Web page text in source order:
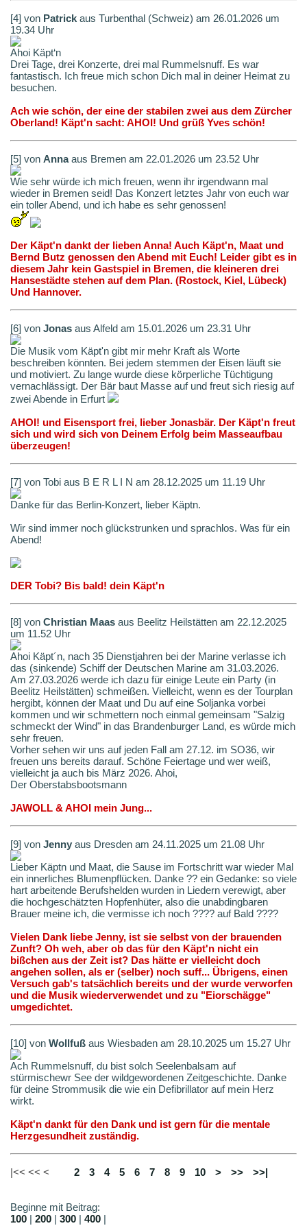
[4] von Patrick aus Turbenthal (Schweiz) am 26.01.2026 um
19.34 Uhr
Ahoi Käpt‘n
Drei Tage, drei Konzerte, drei mal Rummelsnuff. Es war
fantastisch. Ich freue mich schon Dich mal in deiner Heimat zu
besuchen.
Ach wie schön, der eine der stabilen zwei aus dem Zürcher
Oberland! Käpt'n sacht: AHOI! Und grüß Yves schön!
[5] von Annaaus Bremen am 22.01.2026 um 23.52 Uhr
Wie sehr würde ich mich freuen, wenn ihr irgendwann mal
wieder in Bremen seid! Das Konzert letztes Jahr von euch war
ein toller Abend, und ich habe es sehr genossen!
Der Käpt'n dankt der lieben Anna! Auch Käpt'n, Maat und
Bernd Butz genossen den Abend mit Euch! Leider gibt es in
diesem Jahr kein Gastspiel in Bremen, die kleineren drei
Hansestädte stehen auf dem Plan. (Rostock, Kiel, Lübeck)
Und Hannover.
[6] von Jonas aus Alfeld am 15.01.2026 um 23.31 Uhr
Die Musik vom Käpt'n gibt mir mehr Kraft als Worte
beschreiben könnten. Bei jedem stemmen der Eisen läuft sie
und motiviert. Zu lange wurde diese körperliche Tüchtigung
vernachlässigt. Der Bär baut Masse auf und freut sich riesig auf
zwei Abende in Erfurt
AHOI! und Eisensport frei, lieber Jonasbär. Der Käpt'n freut
sich und wird sich von Deinem Erfolg beim Masseaufbau
überzeugen!
[7] von Tobi aus B E R L I N am 28.12.2025 um 11.19 Uhr
Danke für das Berlin-Konzert, lieber Käptn.
Wir sind immer noch glückstrunken und sprachlos. Was für ein
Abend!
DER Tobi? Bis bald! dein Käpt'n
[8] von Christian Maas aus Beelitz Heilstätten am 22.12.2025
um 11.52 Uhr
Ahoi Käpt´n, nach 35 Dienstjahren bei der Marine verlasse ich
das (sinkende) Schiff der Deutschen Marine am 31.03.2026.
Am 27.03.2026 werde ich dazu für einige Leute ein Party (in
Beelitz Heilstätten) schmeißen. Vielleicht, wenn es der Tourplan
hergibt, können der Maat und Du auf eine Soljanka vorbei
kommen und wir schmettern noch einmal gemeinsam "Salzig
schmeckt der Wind" in das Brandenburger Land, es würde mich
sehr freuen.
Vorher sehen wir uns auf jeden Fall am 27.12. im SO36, wir
freuen uns bereits darauf. Schöne Feiertage und wer weiß,
vielleicht ja auch bis März 2026. Ahoi,
Der Oberstabsbootsmann
JAWOLL & AHOI mein Jung...
[9] von Jenny aus Dresden am 24.11.2025 um 21.08 Uhr
Lieber Käptn und Maat, die Sause im Fortschritt war wieder Mal
ein innerliches Blumenpflücken. Danke ?? ein Gedanke: so viele
hart arbeitende Berufshelden wurden in Liedern verewigt, aber
die hochgeschätzten Hopfenhüter, also die unabdingbaren
Brauer meine ich, die vermisse ich noch ???? auf Bald ????
Vielen Dank liebe Jenny, ist sie selbst von der brauenden
Zunft? Oh weh, aber ob das für den Käpt'n nicht ein
bißchen aus der Zeit ist? Das hätte er vielleicht doch
angehen sollen, als er (selber) noch suff... Übrigens, einen
Versuch gab's tatsächlich bereits und der wurde verworfen
und die Musik wiederverwendet und zu "Eiorschägge"
umgedichtet.
[10] von Wollfuß aus Wiesbaden am 28.10.2025 um 15.27 Uhr
Ach Rummelsnuff, du bist solch Seelenbalsam auf
stürmischewr See der wildgewordenen Zeitgeschichte. Danke
für deine Strommusik die wie ein Defibrillator auf mein Herz
wirkt.
Käpt'n dankt für den Dank und ist gern für die mentale
Herzgesundheit zuständig.
|<< << < 2 3 4 5 6 7 8 9 10 > >> >>|
Beginne mit Beitrag:
100 | 200 | 300 | 400 |